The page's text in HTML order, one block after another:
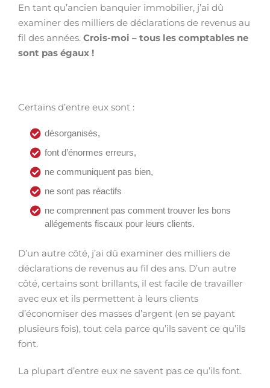
En tant qu’ancien banquier immobilier, j’ai dû
examiner des milliers de déclarations de revenus au
fil des années. Crois-moi – tous les comptables ne
sont pas égaux !
Certains d’entre eux sont :
désorganisés,
font d’énormes erreurs,
ne communiquent pas bien,
ne sont pas réactifs
ne comprennent pas comment trouver les bons
allégements fiscaux pour leurs clients.
D’un autre côté, j’ai dû examiner des milliers de
déclarations de revenus au fil des ans. D’un autre
côté, certains sont brillants, il est facile de travailler
avec eux et ils permettent à leurs clients
d’économiser des masses d’argent (en se payant
plusieurs fois), tout cela parce qu’ils savent ce qu’ils
font.
La plupart d’entre eux ne savent pas ce qu’ils font.